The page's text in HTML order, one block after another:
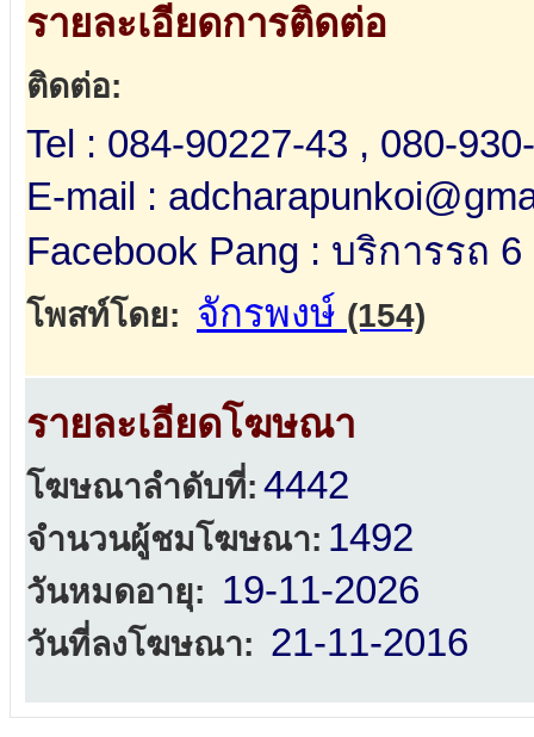
รายละเอียดการติดต่อ
ติดต่อ:
Tel : 084-90227-43 , 080-
E-mail :
Facebook Pang : บริการรถ
โพสท์โดย: จักรพงษ์ (154)
รายละเอียดโฆษณา
โฆษณาลำดับที่: 4442
จำนวนผู้ชมโฆษณา: 1492
วันหมดอายุ: 19-11-2026
วันที่ลงโฆษณา: 21-11-2016